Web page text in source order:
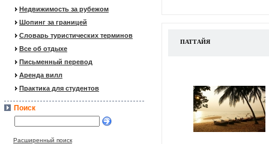
Недвижимость за рубежом
Шопинг за границей
Словарь туристических терминов
Все об отдыхе
Письменный перевод
Аренда вилл
Практика для студентов
Поиск
Расширенный поиск
ПАТТАЙЯ